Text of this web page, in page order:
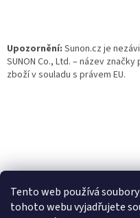
Tento web používá
tohoto webu vyjadřujete
Upozornění: Sunon.cz je
SUNON Co., Ltd. – název
zboží v souladu s právem EU.